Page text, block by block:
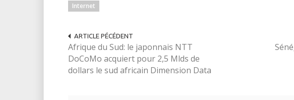
Internet
ARTICLE PÉCÉDENT
Afrique du Sud: le japonnais NTT
DoCoMo acquiert pour 2,5 Mlds de
dollars le sud africain Dimension Data